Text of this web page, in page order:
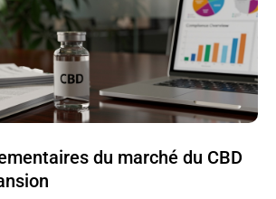
du marché du CBD